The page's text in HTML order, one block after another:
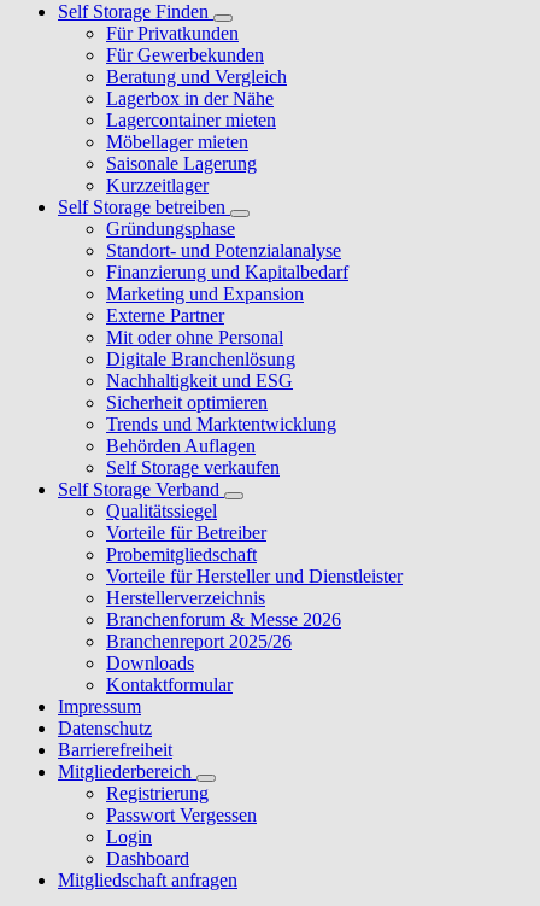
Self Storage Finden
Für Privatkunden
Für Gewerbekunden
Beratung und Vergleich
Lagerbox in der Nähe
Lagercontainer mieten
Möbellager mieten
Saisonale Lagerung
Kurzzeitlager
Self Storage betreiben
Gründungsphase
Standort- und Potenzialanalyse
Finanzierung und Kapitalbedarf
Marketing und Expansion
Externe Partner
Mit oder ohne Personal
Digitale Branchenlösung
Nachhaltigkeit und ESG
Sicherheit optimieren
Trends und Marktentwicklung
Behörden Auflagen
Self Storage verkaufen
Self Storage Verband
Qualitätssiegel
Vorteile für Betreiber
Probemitgliedschaft
Vorteile für Hersteller und Dienstleister
Herstellerverzeichnis
Branchenforum & Messe 2026
Branchenreport 2025/26
Downloads
Kontaktformular
Impressum
Datenschutz
Barrierefreiheit
Mitgliederbereich
Registrierung
Passwort Vergessen
Login
Dashboard
Mitgliedschaft anfragen